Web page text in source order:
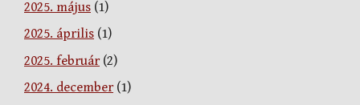
2025. május (1)
2025. április (1)
2025. február(2)
2024. december(1)